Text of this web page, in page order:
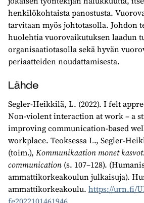
henkilökohtaista panostusta.
tarvitaan myös johtotasolla. Johdon
huolehtia vuorovaikutuksen laadun
organisaatiotasolla sekä hyvän
periaatteiden noudattamisesta.
Lähde
Segler-Heikkilä, L. (2022). I felt
Non-violent interaction at work – a
improving communication-based
workplace. Teoksessa L., Segler-
(toim.), Kommunikaation monet
communication (s. 107–128).
ammattikorkeakoulun julkaisuja).
ammattikorkeakoulu. https://urn.fi/